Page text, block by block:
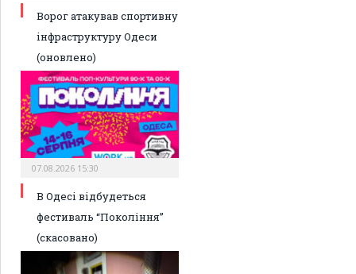
Ворог атакував спортивну
інфраструктуру Одеси
(оновлено)
07.08.2026 15:30
В Одесі відбудеться
фестиваль “Покоління”
(скасовано)